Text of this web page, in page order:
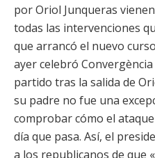
por Oriol Junqueras
todas las intervenciones
que arrancó el nuevo
ayer celebró
partido tras la salida de
su padre no fue una
comprobar cómo el ataque
día que pasa. Así, el
a los republicanos de que